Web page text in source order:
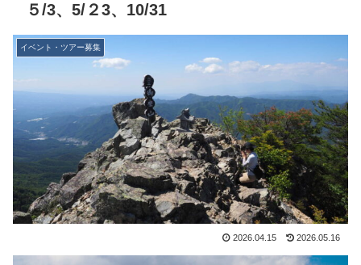
５/3、5/２3、10/31
イベント・ツアー募集
2026.04.15 2026.05.16